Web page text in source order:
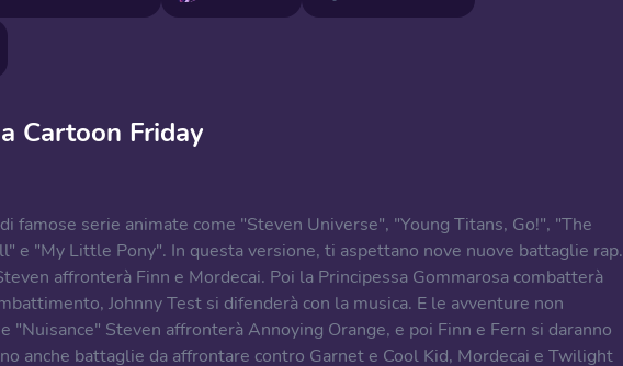
Cartoon Friday
famose serie animate come "Steven Universe", "Young Titans, Go!", "The
e "My Little Pony". In questa versione, ti aspettano nove nuove battaglie rap.
affronterà Finn e Mordecai. Poi la Principessa Gommarosa combatterà
Johnny Test si difenderà con la musica. E le avventure non
"Nuisance" Steven affronterà Annoying Orange, e poi Finn e Fern si daranno
anche battaglie da affrontare contro Garnet e Cool Kid, Mordecai e Twilight